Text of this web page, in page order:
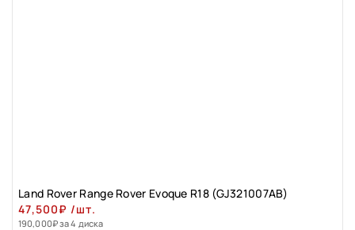
Land Rovеr Rаngе Rоver Evоque R18 (GJ321007АВ)
47,500₽ /шт.
190,000₽за 4 диска